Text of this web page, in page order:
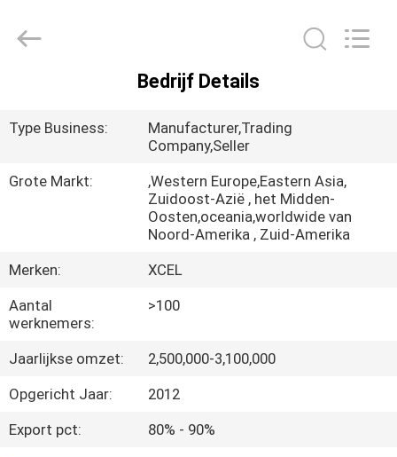
FABRIEKSREIS
KWALITEITSCONTROLE
CONTACTEER
ONS
Ltd..
Bedrijf Details
Type Business:
Manufacturer,Trading
Company,Seller
Grote Markt:
,Western Europe,Eastern Asia,
Zuidoost-Azië , het Midden-
Oosten,oceania,worldwide van
Noord-Amerika , Zuid-Amerika
Merken:
XCEL
Aantal
werknemers:
>100
Jaarlijkse omzet:
2,500,000-3,100,000
Opgericht Jaar:
2012
Export pct:
80% - 90%